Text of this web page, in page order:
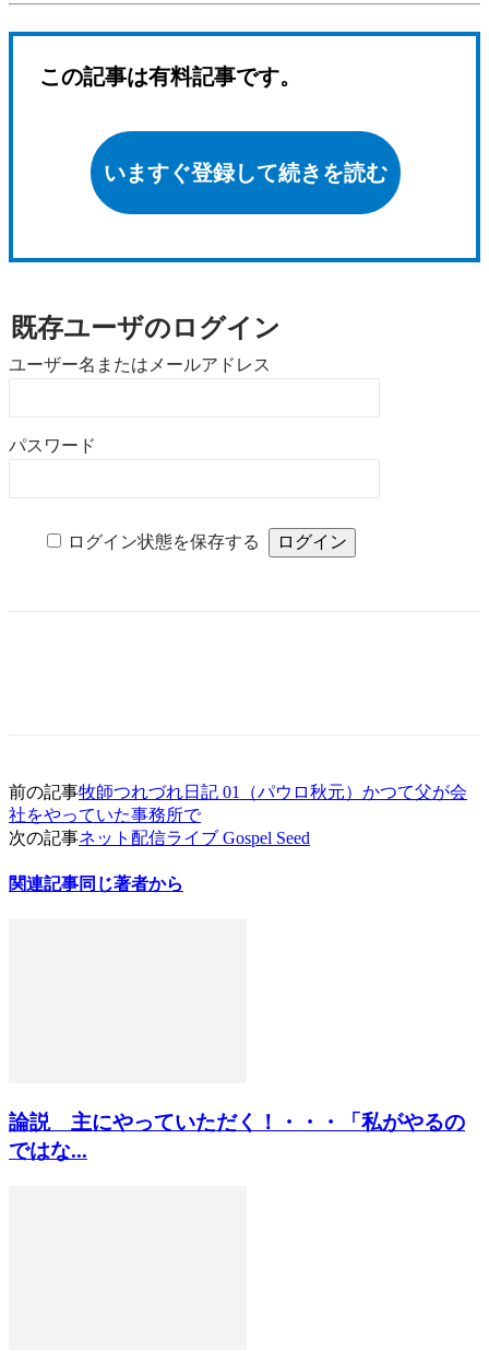
この記事は有料記事です。
いますぐ登録して続きを読む
既存ユーザのログイン
ユーザー名またはメールアドレス
パスワード
ログイン状態を保存する
前の記事牧師つれづれ日記 01（パウロ秋元）かつて父が会
社をやっていた事務所で
次の記事ネット配信ライブ Gospel Seed
関連記事同じ著者から
論説 主にやっていただく！・・・「私がやるの
ではな...